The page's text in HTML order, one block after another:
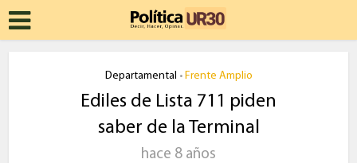
Departamental • Frente Amplio
Ediles de Lista 711 piden
saber de la Terminal
hace 8 años